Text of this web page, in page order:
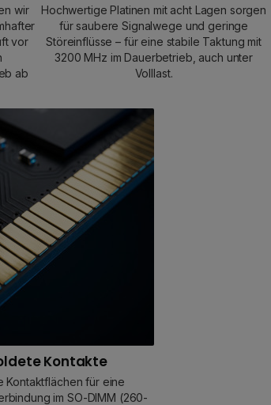
wir
vor
ab
Hochwertige Platinen mit acht Lagen sorgen
für saubere Signalwege und geringe
Störeinflüsse – für eine stabile Taktung mit
3200 MHz im Dauerbetrieb, auch unter
Volllast.
Kontakte
Kontaktflächen für eine
im SO-DIMM (260-